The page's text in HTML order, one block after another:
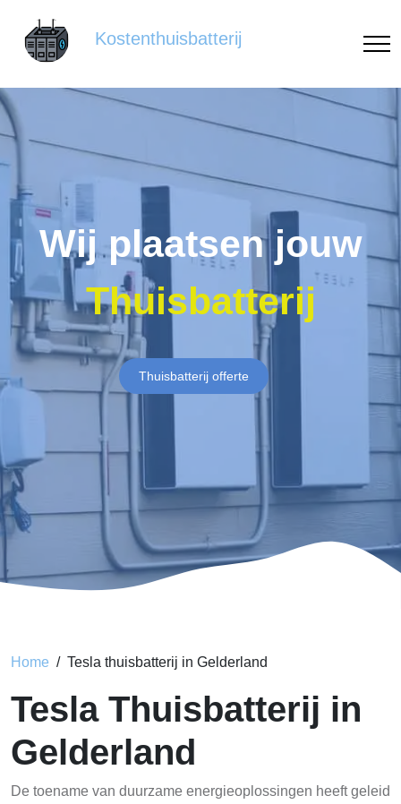
Kostenthuisbatterij
Wij plaatsen jouw
Thuisbatterij
Thuisbatterij offerte
Home Tesla thuisbatterij in Gelderland
Tesla Thuisbatterij in
Gelderland
De toename van duurzame energieoplossingen heeft geleid